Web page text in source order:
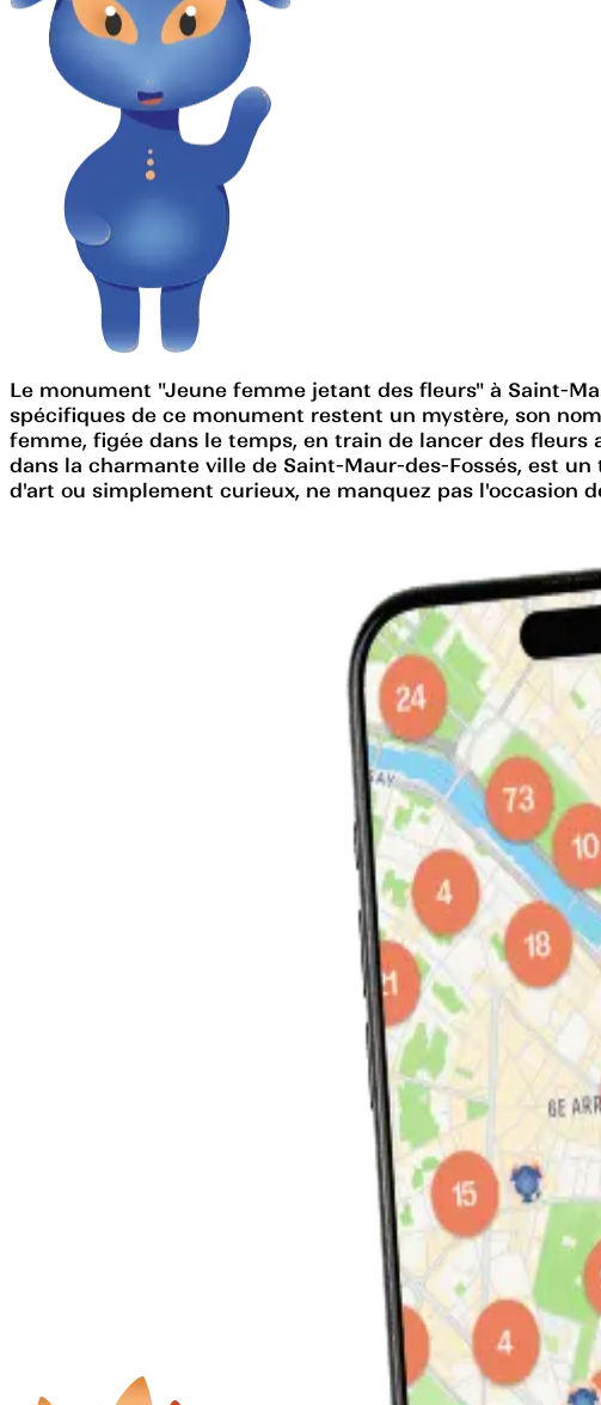
Le monument "Jeune femme jetant des fleurs" à Saint-
spécifiques de ce monument restent un mystère, son
femme, figée dans le temps, en train de lancer des fleurs
dans la charmante ville de Saint-Maur-des-Fossés, est
d'art ou simplement curieux, ne manquez pas l'occasion